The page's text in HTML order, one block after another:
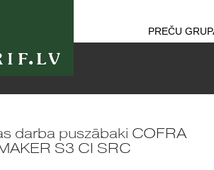
PREČU
darba puszābaki COFRA
S3 CI SRC